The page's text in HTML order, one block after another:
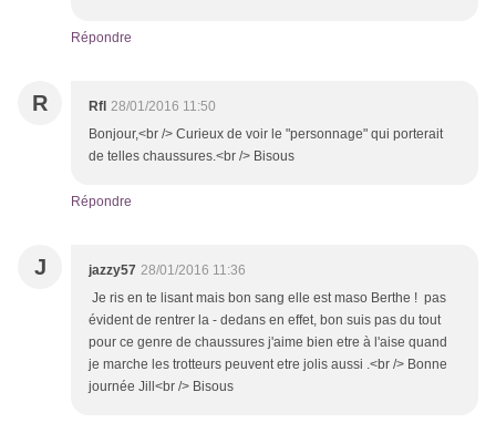
Répondre
R Rfl 28/01/2016 11:50
Bonjour,<br /> Curieux de voir le "personnage" qui porterait
de telles chaussures.<br /> Bisous
Répondre
J jazzy57 28/01/2016 11:36
Je ris en te lisant mais bon sang elle est maso Berthe ! pas
évident de rentrer la - dedans en effet, bon suis pas du tout
pour ce genre de chaussures j'aime bien etre à l'aise quand
je marche les trotteurs peuvent etre jolis aussi .<br /> Bonne
journée Jill<br /> Bisous